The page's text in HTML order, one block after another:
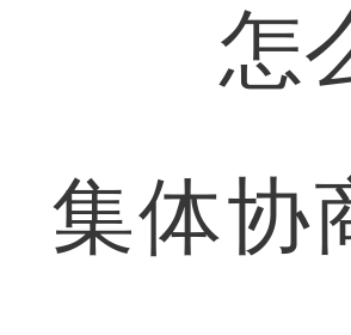
怎么“
集体协